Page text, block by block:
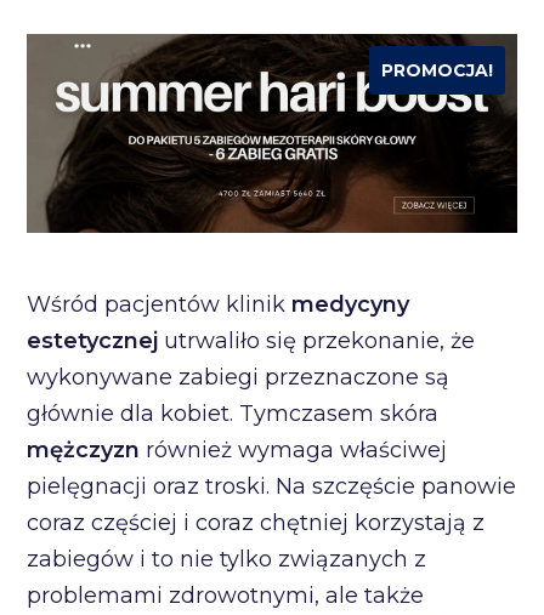
PROMOCJA!
Wśród pacjentów klinik medycyny
estetycznej utrwaliło się przekonanie, że
wykonywane zabiegi przeznaczone są
głównie dla kobiet. Tymczasem skóra
mężczyzn również wymaga właściwej
pielęgnacji oraz troski. Na szczęście panowie
coraz częściej i coraz chętniej korzystają z
zabiegów i to nie tylko związanych z
problemami zdrowotnymi, ale także